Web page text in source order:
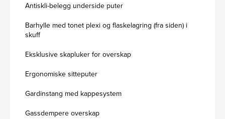
Antiskli-belegg underside puter
Barhylle med tonet plexi og flaskelagring (fra siden) i
skuff
Eksklusive skapluker for overskap
Ergonomiske sitteputer
Gardinstang med kappesystem
Gassdempere overskap